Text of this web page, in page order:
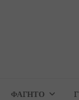
ΦΑΓΗΤΌ